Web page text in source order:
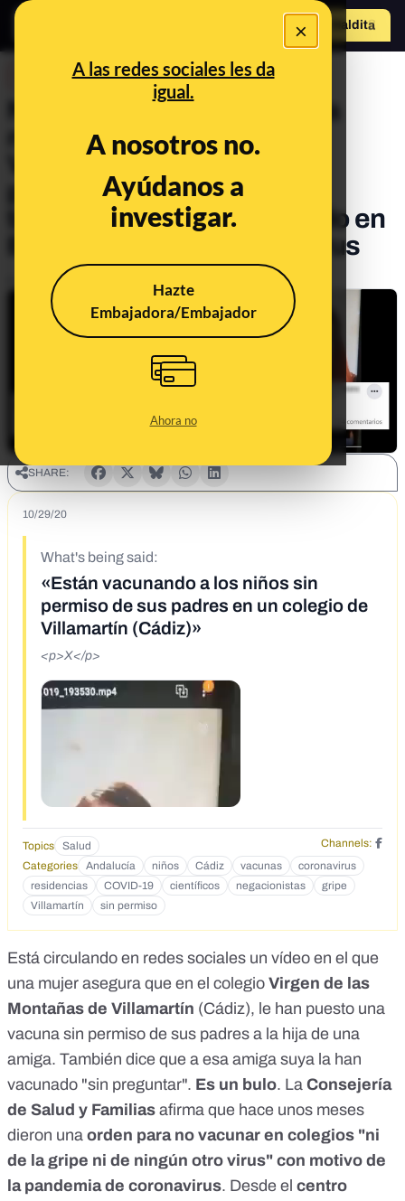
×
A las redes sociales les da
igual.
A nosotros no.
Ayúdanos a
investigar.
Hazte
Embajadora/Embajador
Ahora no
Hazte Maldito
No, no se está vacunando a
niños en un colegio de
Villamartín (Cádiz) sin el
permiso de sus padres y
tampoco se está vacunando en
España contra el coronavirus
Publicado el
SHARE:
10/29/20
What's being said:
«Están vacunando a los niños sin
permiso de sus padres en un colegio de
Villamartín (Cádiz)»
<p>X</p>
Topics Salud
Channels:
Categories
Andalucía niños Cádiz vacunas
coronavirus
residencias
COVID-19 científicos negacionistas
gripe
Villamartín
sin permiso
Está circulando en redes sociales un vídeo en el que
una mujer asegura que en el colegio Virgen de las
Montañas de Villamartín (Cádiz), le han puesto una
vacuna sin permiso de sus padres a la hija de una
amiga. También dice que a esa amiga suya la han
vacunado "sin preguntar". Es un bulo. La Consejería
de Salud y Familias afirma que hace unos meses
dieron una orden para no vacunar en colegios "ni
de la gripe ni de ningún otro virus" con motivo de
la pandemia de coronavirus. Desde el centro